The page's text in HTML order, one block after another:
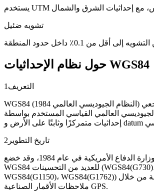
تشويه ضئيل
حول نظام الإحداثيات WGS84
1 التعريف
WGS84 (النظام الجيوديسي العالمي 1984) هو النظام المرجعي
الجيوديسي العالمي القياسي المستخدم بواسطة GPS. يحدد نظام
2 تاريخ التطوير
تم تطويره من قبل وزارة الدفاع الأمريكية في عام 1984، وقد خضع
WGS84 للعديد من التحسينات (WGS84(G730)، WGS84(G873)،
WGS84(G1150)، WGS84(G1762)) لتحسين الدقة من خلال
ملاحظات الأقمار الصناعية GPS.